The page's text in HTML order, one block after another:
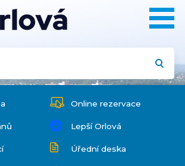
Online rezervace
Lepší Orlová
Úřední deska